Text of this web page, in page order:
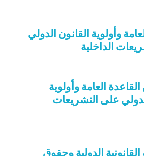
وأولوية القانون الدولي
الداخلية
العامة وأولوية
على التشريعات
الدولية وحقوق